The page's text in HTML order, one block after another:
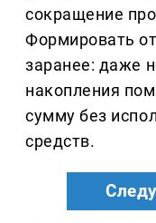
сокращение
Формировать
заранее: даже
накопления
сумму без
средств.